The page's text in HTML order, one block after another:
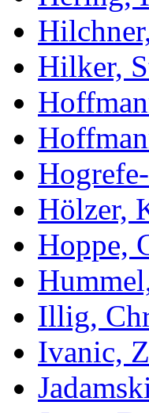
Hilker,
Hölzer,
Hoppe,
Illig,
Ivanic,